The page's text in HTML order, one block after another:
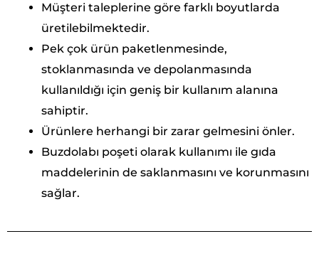
Müşteri taleplerine göre farklı boyutlarda
üretilebilmektedir.
Pek çok ürün paketlenmesinde,
stoklanmasında ve depolanmasında
kullanıldığı için geniş bir kullanım alanına
sahiptir.
Ürünlere herhangi bir zarar gelmesini önler.
Buzdolabı poşeti olarak kullanımı ile gıda
maddelerinin de saklanmasını ve korunmasını
sağlar.